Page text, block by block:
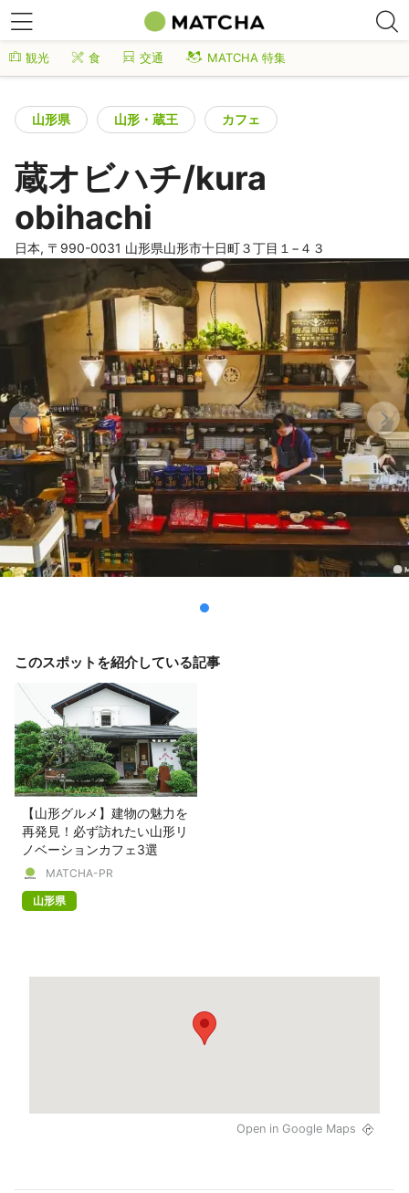
観光 食 交通 MATCHA 特集
山形県 山形・蔵王 カフェ
蔵オビハチ/kura
obihachi
日本, 〒990-0031 山形県山形市十日町３丁目１−４３
このスポットを紹介している記事
【山形グルメ】建物の魅力を
再発見！必ず訪れたい山形リ
ノベーションカフェ3選
MATCHA-PR
山形県
Open in Google Maps